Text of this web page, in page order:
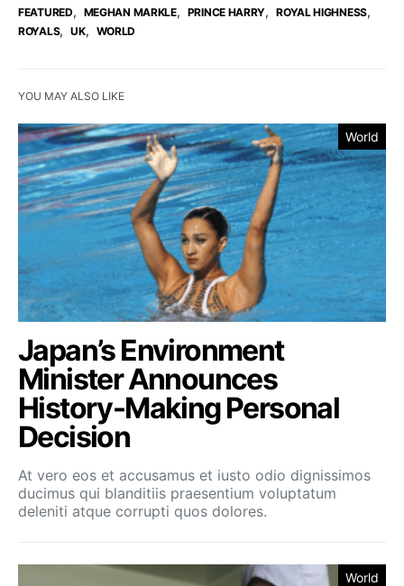
FEATURED, MEGHAN MARKLE, PRINCE HARRY, ROYAL HIGHNESS,
ROYALS, UK, WORLD
YOU MAY ALSO LIKE
World
Japan’s Environment
Minister Announces
History-Making Personal
Decision
At vero eos et accusamus et iusto odio dignissimos
ducimus qui blanditiis praesentium voluptatum
deleniti atque corrupti quos dolores.
World